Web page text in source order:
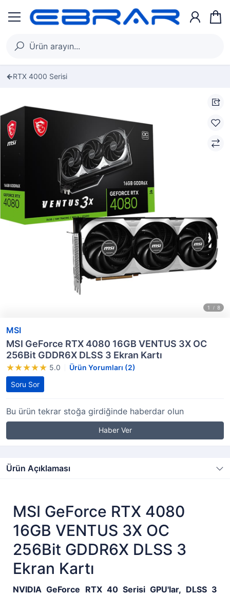
RTX 4000 Serisi
MSI
MSI GeForce RTX 4080 16GB VENTUS 3X OC
256Bit GDDR6X DLSS 3 Ekran Kartı
5.0
Ürün Yorumları (2)
Soru Sor
Bu ürün tekrar stoğa girdiğinde haberdar olun
Haber Ver
Ürün Açıklaması
MSI GeForce RTX 4080
16GB VENTUS 3X OC
256Bit GDDR6X DLSS 3
Ekran Kartı
NVIDIA GeForce RTX 40 Serisi GPU'lar, DLSS 3